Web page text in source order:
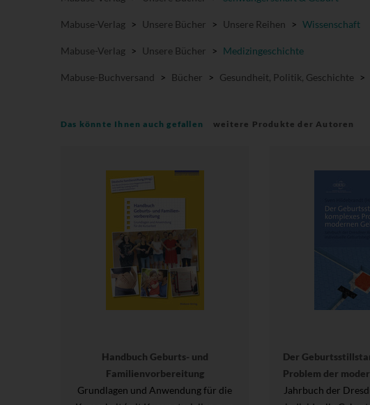
Mabuse-Verlag > Unsere Bücher > Unsere Reihen > Wissenschaft
Mabuse-Verlag > Unsere Bücher > Medizingeschichte
Mabuse-Buchversand > Bücher > Gesundheit, Politik, Geschichte >
Das könnte Ihnen auch gefallen weitere Produkte der Autoren
Handbuch Geburts- und
Familienvorbereitung
Grundlagen und Anwendung für die
Der
Problem der
Jahrbuch der